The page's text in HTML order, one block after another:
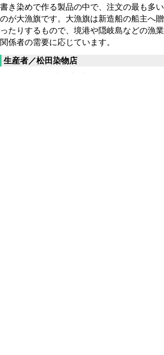
書き染めで作る製品の中で、注文の最も多い
のが大漁旗です。大漁旗は新造船の船主へ贈
ったりするもので、境港や隠岐島などの漁業
関係者の需要に応じています。
生産者／松田染物店